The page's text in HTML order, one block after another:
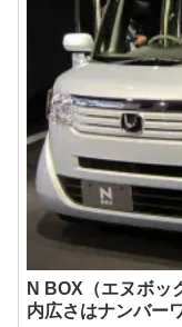
N BOX（エヌボッ
内広さはナンバー